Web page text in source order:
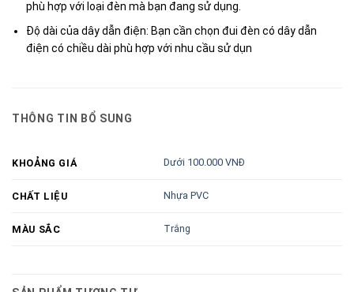
phù hợp với loại đèn mà bạn đang sử dụng.
Độ dài của dây dẫn điện: Bạn cần chọn đui đèn có dây dẫn
điện có chiều dài phù hợp với nhu cầu sử dụn
THÔNG TIN BỔ SUNG
KHOẢNG GIÁ Dưới 100.000 VNĐ
CHẤT LIỆU Nhựa PVC
MÀU SẮC Trắng